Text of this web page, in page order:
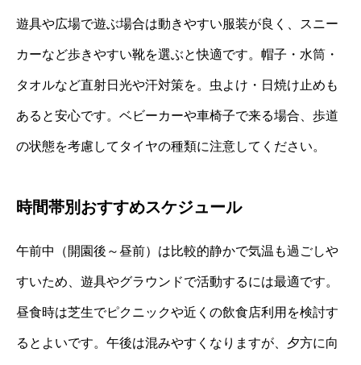
遊具や広場で遊ぶ場合は動きやすい服装が良く、スニー
カーなど歩きやすい靴を選ぶと快適です。帽子・水筒・
タオルなど直射日光や汗対策を。虫よけ・日焼け止めも
あると安心です。ベビーカーや車椅子で来る場合、歩道
の状態を考慮してタイヤの種類に注意してください。
時間帯別おすすめスケジュール
午前中（開園後～昼前）は比較的静かで気温も過ごしや
すいため、遊具やグラウンドで活動するには最適です。
昼食時は芝生でピクニックや近くの飲食店利用を検討す
るとよいです。午後は混みやすくなりますが、夕方に向